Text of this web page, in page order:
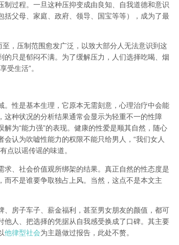
制过程。一旦这种压抑变成由良知、自我道德和意识
父母、家庭、政府、领导、国宝等等），成为了最
至，压制范围愈发广泛，以致大部分人无法意识到这
只是郁闷不满。为了缓解压力，人们选择吃喝、烟
享受生活”。
性是基本生理，它原本无需刻意，心理治疗中会能
种状况的分析结果通常会显示为轻重不一的性障
解为“能力强”的表现。健康的性爱是顺其自然，随心
认为吹嘘性能力的权限不能只给男人， “我们女人
点以谣传谣的味道。
、社会价值观所绑架的结果。真正自然的性态度是
不是谁要争取独占上风。当然，这点不是本文主
房子车子、薪金福利，甚至男女朋友的颜值，都可
人、把选择的凭据从自我感受换成了口碑。其主要
他律型社会为主题做过报告，此处不赘。